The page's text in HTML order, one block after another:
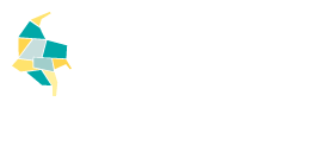
au
contenu